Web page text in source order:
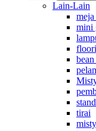
Lain-Lain
meja
mini
tirai